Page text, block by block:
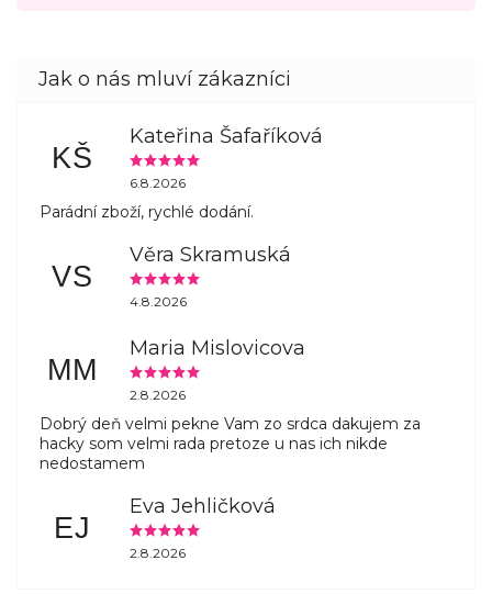
KŠ
Kateřina Šafaříková
6.8.2026
Parádní zboží, rychlé dodání.
VS
Věra Skramuská
4.8.2026
MM
Maria Mislovicova
2.8.2026
Dobrý deň velmi pekne Vam zo srdca dakujem za
hacky som velmi rada pretoze u nas ich nikde
nedostamem
EJ
Eva Jehličková
2.8.2026